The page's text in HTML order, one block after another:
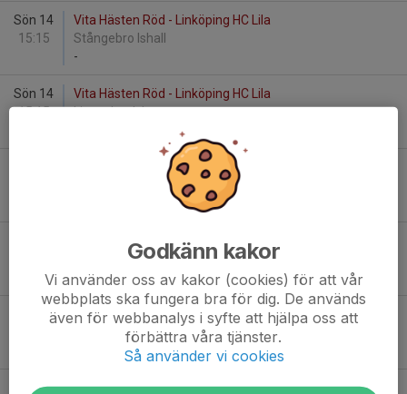
Sön 14
15:15
Vita Hästen Röd - Linköping HC Lila
Stångebro Ishall
-
Sön 14
15:15
Vita Hästen Röd - Linköping HC Lila
Ljungsbro Isbana
IK Guts Finspång Röd - Vita Hästen Blå
Stångebro Ishall
IK Guts Finspång Vit - Vita Hästen Vit
Stångebro Ishall
-
Sön 14
IK Guts Finspång Vit - Vita Hästen Vit
Ljungsbro Isbana
Sön 14
Vita Hästen Vit - HC Vita Hästen Blå
Godkänn kakor
Vi använder oss av kakor (cookies) för att vår
webbplats ska fungera bra för dig. De används
även för webbanalys i syfte att hjälpa oss att
förbättra våra tjänster.
Så använder vi cookies